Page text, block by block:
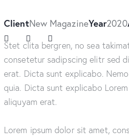
ClientNew MagazineYear2020
Stet clita bergren, no sea
consetetur sadipscing elitr sed
erat. Dicta sunt explicabo.
quia. Dicta sunt explicabo
aliquyam erat.
Lorem ipsum dolor sit amet,